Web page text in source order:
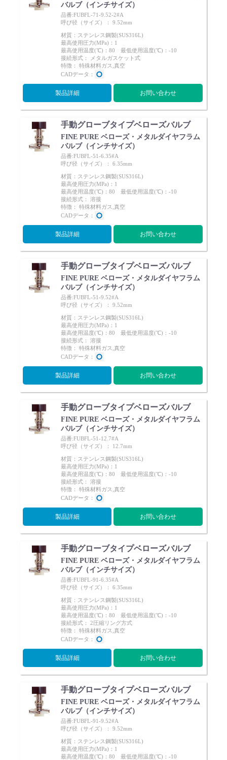
バルブ（インチサイズ）
品番:FUBFL-71-9.52-2#A
呼び径（サイズ）： 9.52mm
材質：ステンレス鋼製(SUS316L)
最高使用圧力(MPa)：1
最高使用温度(℃)：80 最低使用温度(℃)：-10
接続形式： メタルガスケット式
特徴： 特殊材料ガス,真空
CADデータ：
製品詳細 お問い合わせ
手動グローブタイプベローズバルブ
FINE PURE ベローズ・メタルダイヤフラム
バルブ（インチサイズ）
品番:FUBFL-51-6.35#A
呼び径（サイズ）： 6.35mm
材質：ステンレス鋼製(SUS316L)
最高使用圧力(MPa)：1
最高使用温度(℃)：80 最低使用温度(℃)：-10
接続形式： 溶接
特徴： 特殊材料ガス,真空
CADデータ：
製品詳細 お問い合わせ
手動グローブタイプベローズバルブ
FINE PURE ベローズ・メタルダイヤフラム
バルブ（インチサイズ）
品番:FUBFL-51-9.52#A
呼び径（サイズ）： 9.52mm
材質：ステンレス鋼製(SUS316L)
最高使用圧力(MPa)：1
最高使用温度(℃)：80 最低使用温度(℃)：-10
接続形式： 溶接
特徴： 特殊材料ガス,真空
CADデータ：
製品詳細 お問い合わせ
手動グローブタイプベローズバルブ
FINE PURE ベローズ・メタルダイヤフラム
バルブ（インチサイズ）
品番:FUBFL-51-12.7#A
呼び径（サイズ）： 12.7mm
材質：ステンレス鋼製(SUS316L)
最高使用圧力(MPa)：1
最高使用温度(℃)：80 最低使用温度(℃)：-10
接続形式： 溶接
特徴： 特殊材料ガス,真空
CADデータ：
製品詳細 お問い合わせ
手動グローブタイプベローズバルブ
FINE PURE ベローズ・メタルダイヤフラム
バルブ（インチサイズ）
品番:FUBFL-91-6.35#A
呼び径（サイズ）： 6.35mm
材質：ステンレス鋼製(SUS316L)
最高使用圧力(MPa)：1
最高使用温度(℃)：80 最低使用温度(℃)：-10
接続形式： 2圧縮リング方式
特徴： 特殊材料ガス,真空
CADデータ：
製品詳細 お問い合わせ
手動グローブタイプベローズバルブ
FINE PURE ベローズ・メタルダイヤフラム
バルブ（インチサイズ）
品番:FUBFL-91-9.52#A
呼び径（サイズ）： 9.52mm
材質：ステンレス鋼製(SUS316L)
最高使用圧力(MPa)：1
最高使用温度(℃)：80 最低使用温度(℃)：-10